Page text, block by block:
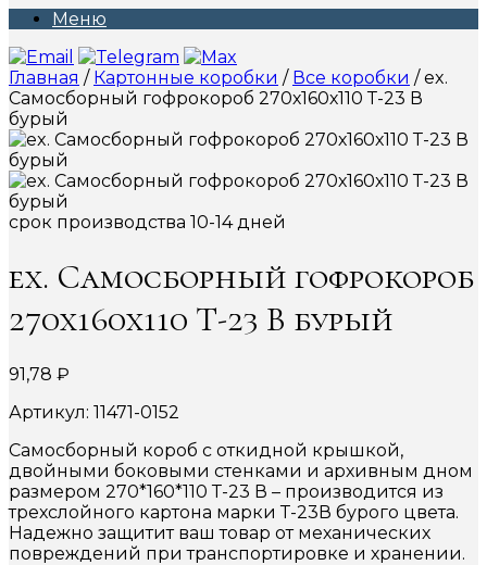
Меню
Главная / Картонные коробки / Все коробки / ex.
Самосборный гофрокороб 270х160х110 Т-23 В
бурый
срок производства 10-14 дней
ex. Самосборный гофрокороб
270х160х110 Т-23 В бурый
91,78 ₽
Артикул: 11471-0152
Самосборный короб с откидной крышкой,
двойными боковыми стенками и архивным дном
размером 270*160*110 Т-23 В – производится из
трехслойного картона марки Т-23В бурого цвета.
Надежно защитит ваш товар от механических
повреждений при транспортировке и хранении.